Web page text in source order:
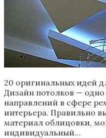
20 оригинальных идей
Дизайн потолков —
направлений в сфере
интерьера. Правильно
материал облицовки,
индивидуальный…